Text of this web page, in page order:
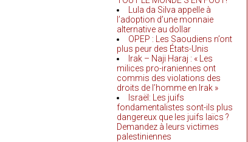
Lula da Silva appelle à
l’adoption d’une monnaie
alternative au dollar
OPEP : Les Saoudiens n’ont
plus peur des États-Unis
Irak – Naji Haraj : « Les
milices pro-iraniennes ont
commis des violations des
droits de l’homme en Irak »
Israël: Les juifs
fondamentalistes sont-ils plus
dangereux que les juifs laïcs ?
Demandez à leurs victimes
palestiniennes